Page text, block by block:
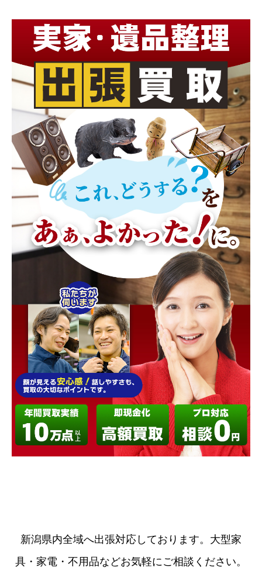
新潟県内全域へ出張対応しております。大型家
具・家電・不用品などお気軽にご相談ください。